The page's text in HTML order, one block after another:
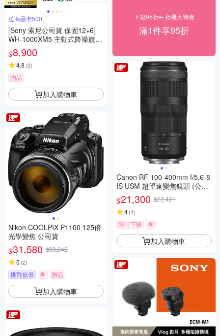
送商品卡500
[Sony 索尼公司貨 保固12+6]
WH-1000XM5 主動式降噪旗艦
藍牙耳機(頂級降噪 /極真音質/
配戴舒適)
$8,900
4.8 (2)
贈品
加入購物車
Nikon COOLPIX P1100 125倍
光學變焦 公司貨
$31,580 $33,242
5 (2)
挑戰低價 券 贈品
加入購物車
下殺95折⬅︎ 相機大特賣
滿1件享95折
Canon RF 100-400mm f/5.6-8
IS USM 超望遠變焦鏡頭 (公司
貨)
$21,300 $22,421
4(1)
限時下殺 券
加入購物車